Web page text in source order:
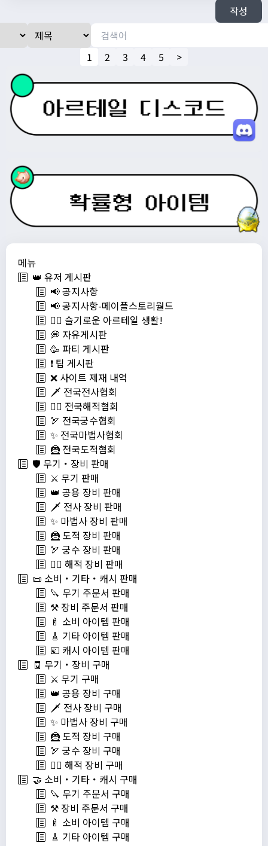
메뉴
👑 유저 게시판
📢 공지사항
📢 공지사항-메이플스토리월드
💁‍♂ 슬기로운 아르테일 생활!
💭 자유게시판
🥳 파티 게시판
❗️ 팁 게시판
❌ 사이트 제재 내역
🗡️ 전국전사협회
🏴‍☠️ 전국해적협회
🏹 전국궁수협회
✨ 전국마법사협회
🦹 전국도적협회
🛡️ 무기・장비 판매
⚔️ 무기 판매
👑 공용 장비 판매
🗡️ 전사 장비 판매
✨ 마법사 장비 판매
🦹 도적 장비 판매
🏹 궁수 장비 판매
🏴‍☠️ 해적 장비 판매
📜 소비・기타・캐시 판매
🔪 무기 주문서 판매
⚒️ 장비 주문서 판매
🍼 소비 아이템 판매
🎸 기타 아이템 판매
💶 캐시 아이템 판매
🧾 무기・장비 구매
⚔️ 무기 구매
👑 공용 장비 구매
🗡️ 전사 장비 구매
✨ 마법사 장비 구매
🦹 도적 장비 구매
🏹 궁수 장비 구매
🏴‍☠️ 해적 장비 구매
🤝 소비・기타・캐시 구매
🔪 무기 주문서 구매
⚒️ 장비 주문서 구매
🍼 소비 아이템 구매
🎸 기타 아이템 구매
작성
1 2 3 4 5 >